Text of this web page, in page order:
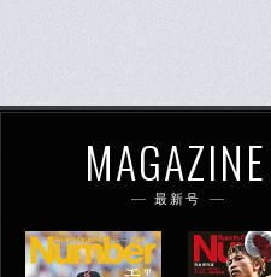
MAGAZINE
最新号